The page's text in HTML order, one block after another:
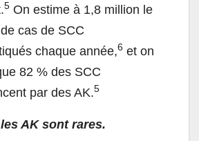
5 On estime à 1,8 million le
cas de SCC
chaque année,6 et on
82 % des SCC
par des AK.5
AK sont rares.